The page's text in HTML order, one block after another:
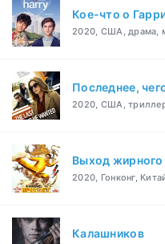
Кое-что о
2020, США, драма,
Последнее,
2020, США,
Выход жирного
2020, Гонконг,
Калашников